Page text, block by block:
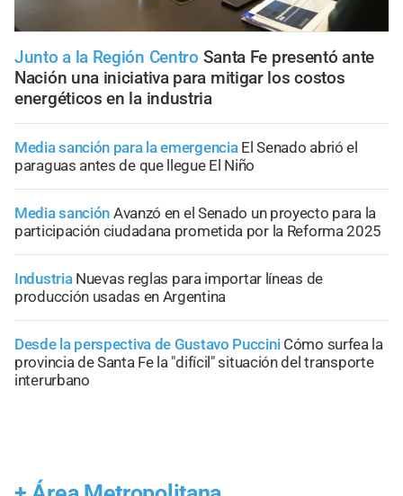
Junto a la Región Centro Santa Fe presentó ante
Nación una iniciativa para mitigar los costos
energéticos en la industria
Media sanción para la emergencia El Senado abrió el
paraguas antes de que llegue El Niño
Media sanción Avanzó en el Senado un proyecto para la
participación ciudadana prometida por la Reforma 2025
Industria Nuevas reglas para importar líneas de
producción usadas en Argentina
Desde la perspectiva de Gustavo Puccini Cómo surfea la
provincia de Santa Fe la "difícil" situación del transporte
interurbano